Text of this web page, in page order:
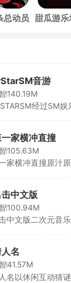
总动员
甜瓜游乐
音游
140.19M
经过SM娱
的瞬间点击屏幕完
可积累分数、推进
，游戏还搭载了完
实时PK竞技两大
家横冲直撞
105.63M
家横冲直撞原汁
春田镇三大片区自
风格迥异的载具，
曲线与碰撞反馈，
玩法融合竞速、
中文版
100.94M
中文版二次元音
够更好的让各位玩
跟随着音乐节奏开
考验玩家的手速和
务成就，获得丰
名
41.57M
名以休闲互动猜